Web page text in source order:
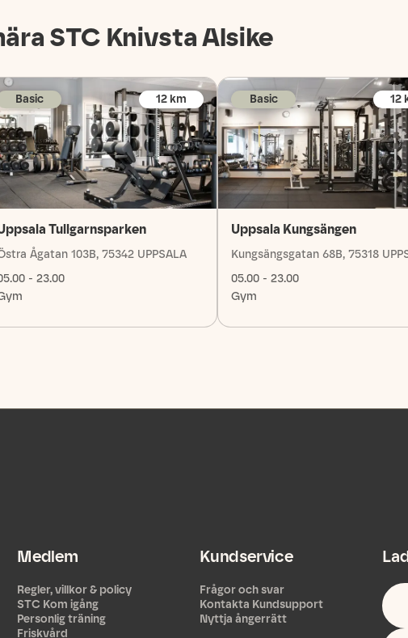
STC Knivsta Alsike
Basic 12 km
Tullgarnsparken
Ågatan 103B, 75342 UPPSALA
- 23.00
Basic 12
Uppsala Kungsängen
Kungsängsgatan 68B, 75318
05.00 - 23.00
Gym
Medlem
Regler, villkor & policy
STC Kom igång
Personlig träning
Friskvård
Kundservice
Frågor och svar
Kontakta Kundsupport
Nyttja ångerrätt